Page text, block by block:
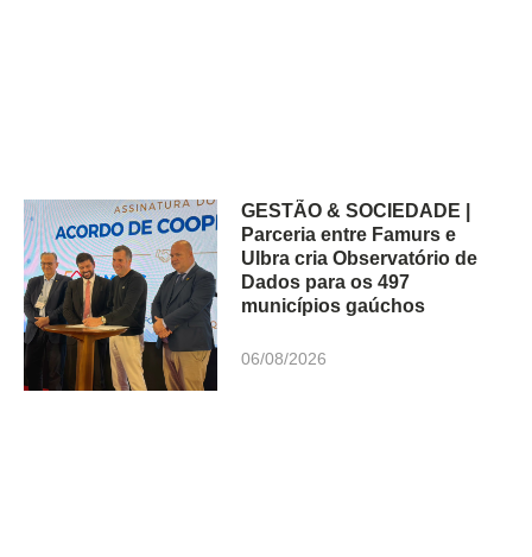
GESTÃO & SOCIEDADE |
Parceria entre Famurs e
Ulbra cria Observatório de
Dados para os 497
municípios gaúchos
06/08/2026